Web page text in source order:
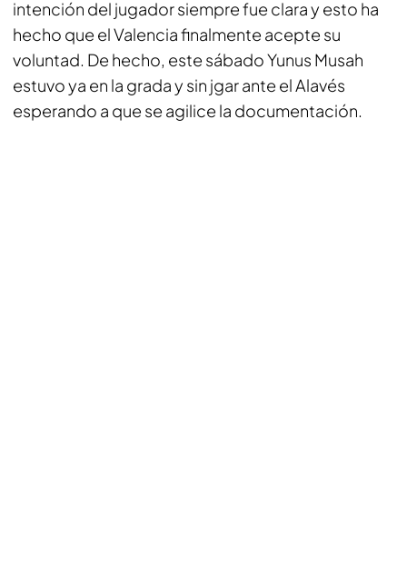
intención del jugador siempre fue clara y esto ha
hecho que el Valencia finalmente acepte su
voluntad. De hecho, este sábado Yunus Musah
estuvo ya en la grada y sin jgar ante el Alavés
esperando a que se agilice la documentación.